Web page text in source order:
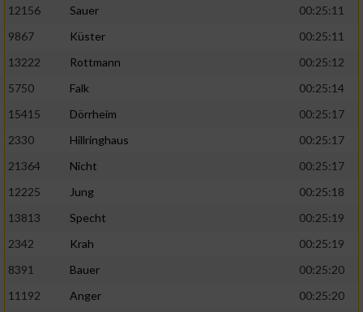
12156
Sauer
00:25:11
9867
Küster
00:25:11
13222
Rottmann
00:25:12
5750
Falk
00:25:14
15415
Dörrheim
00:25:17
2330
Hillringhaus
00:25:17
21364
Nicht
00:25:17
12225
Jung
00:25:18
13813
Specht
00:25:19
2342
Krah
00:25:19
8391
Bauer
00:25:20
11192
Anger
00:25:20